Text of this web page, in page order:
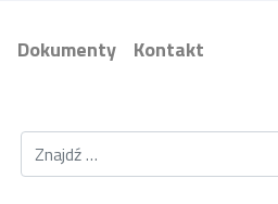
Dokumenty Kontakt